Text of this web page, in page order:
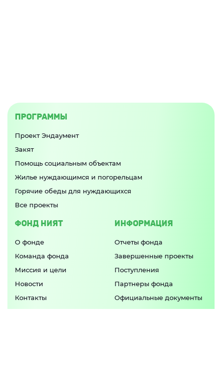
ПРОГРАММЫ
Проект Эндаумент
Закят
Помощь социальным объектам
Жилье нуждающимся и погорельцам
Горячие обеды для нуждающихся
Все проекты
ФОНД НИЯТ
О фонде
Команда фонда
Миссия и цели
Новости
Контакты
ИНФОРМАЦИЯ
Отчеты фонда
Завершенные проекты
Поступления
Партнеры фонда
Официальные документы
Попечительский совет